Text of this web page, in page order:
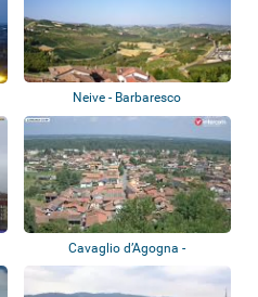
Neive - Barbaresco
Cavaglio d’Agogna -
Stadtpanorama